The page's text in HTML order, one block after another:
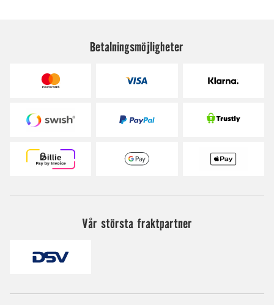
Betalningsmöjligheter
Vår största fraktpartner